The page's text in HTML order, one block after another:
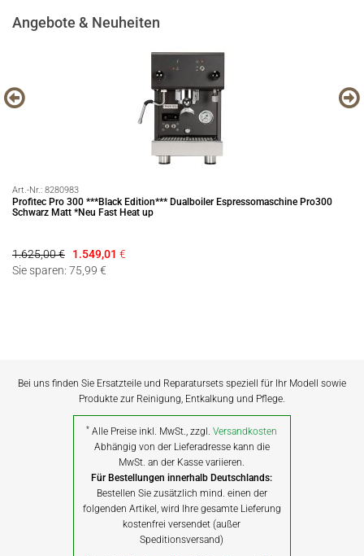
Angebote & Neuheiten
Art.-Nr.: 8280983
Profitec Pro 300 ***Black Edition*** Dualboiler Espressomaschine Pro300
Schwarz Matt *Neu Fast Heat up
1.625,00 € 1.549,01 €
Sie sparen: 75,99 €
Bei uns finden Sie Ersatzteile und Reparatursets speziell für Ihr Modell sowie
Produkte zur Reinigung, Entkalkung und Pflege.
* Alle Preise inkl. MwSt., zzgl.Versandkosten
Abhängig von der Lieferadresse kann die
MwSt. an der Kasse variieren.
Für Bestellungen innerhalb Deutschlands:
Bestellen Sie zusätzlich mind. einen der
folgenden Artikel, wird Ihre gesamte Lieferung
kostenfrei versendet (außer
Speditionsversand)